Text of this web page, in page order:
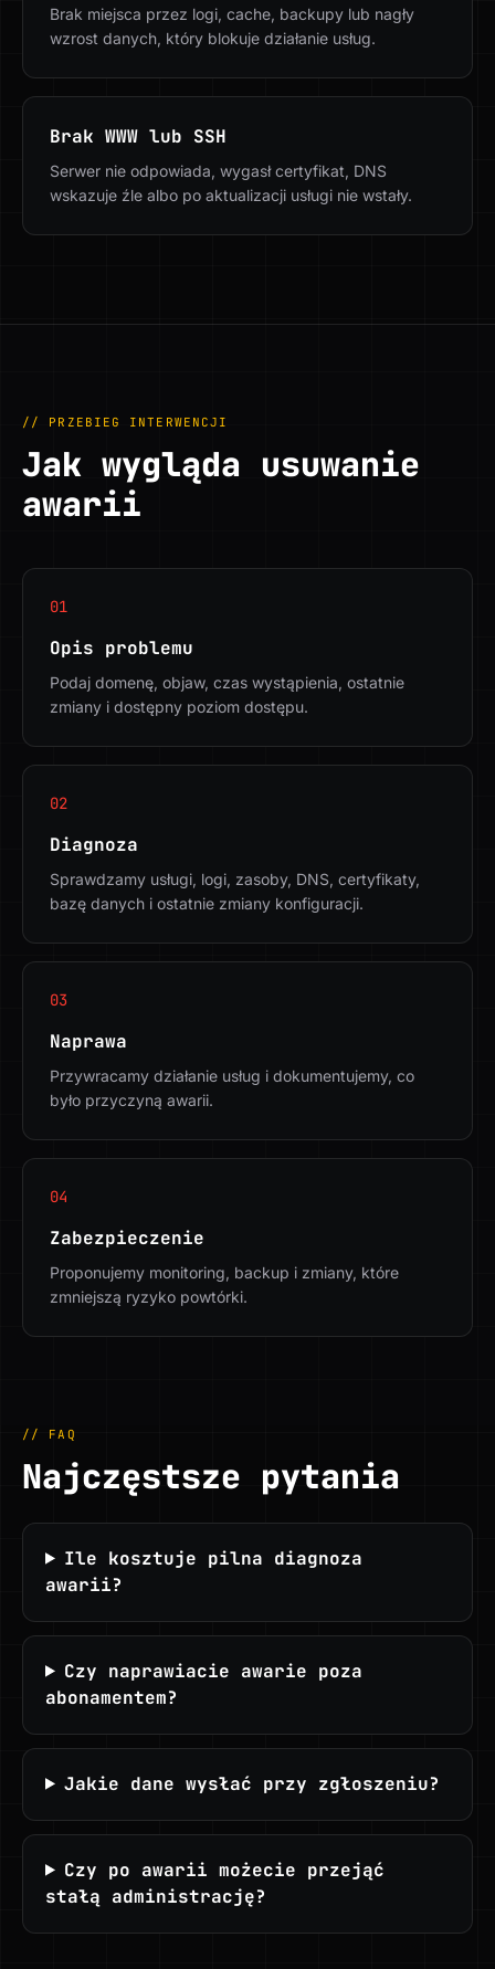
Brak miejsca przez logi, cache, backupy lub nagły
wzrost danych, który blokuje działanie usług.
Brak WWW lub SSH
Serwer nie odpowiada, wygasł certyfikat, DNS
wskazuje źle albo po aktualizacji usługi nie wstały.
// PRZEBIEG INTERWENCJI
Jak wygląda usuwanie
awarii
01
Opis problemu
Podaj domenę, objaw, czas wystąpienia, ostatnie
zmiany i dostępny poziom dostępu.
02
Diagnoza
Sprawdzamy usługi, logi, zasoby, DNS, certyfikaty,
bazę danych i ostatnie zmiany konfiguracji.
03
Naprawa
Przywracamy działanie usług i dokumentujemy, co
było przyczyną awarii.
04
Zabezpieczenie
Proponujemy monitoring, backup i zmiany, które
zmniejszą ryzyko powtórki.
// FAQ
Najczęstsze pytania
Ile kosztuje pilna diagnoza
awarii?
Czy naprawiacie awarie poza
abonamentem?
Jakie dane wysłać przy zgłoszeniu?
Czy po awarii możecie przejąć
stałą administrację?